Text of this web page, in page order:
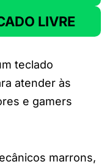
LIVRE
teclado
atender às
e gamers
marrons,